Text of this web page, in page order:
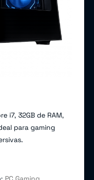
i7, 32GB de RAM,
para gaming